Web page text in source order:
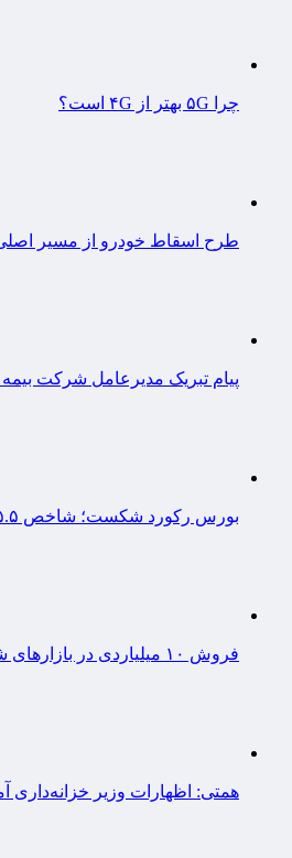
چرا ۵G بهتر از ۴G است؟
طرح اسقاط خودرو از مسیر
پیام تبریک مدیرعامل شرکت بیمه
بورس رکورد شکست؛ شاخص ۵.۵ میلیونی شد
فروش ۱۰ میلیاردی در بازارهای شبانه‌روزی صنایع
همتی: اظهارات وزیر خزانه‌داری